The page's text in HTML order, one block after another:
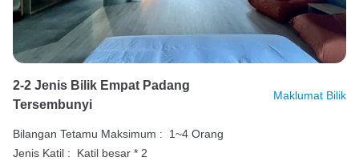
2-2 Jenis Bilik Empat Padang
Tersembunyi
Maklumat Bilik
Bilangan Tetamu Maksimum :
1~4 Orang
Jenis Katil :
Katil besar * 2